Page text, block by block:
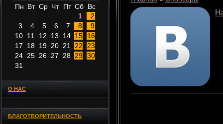
Пн Вт Ср Чт Пт Сб Вс
1
2
3
4 5 6 7 8
9
10 11 12 13 14 15
16
17
18 19 20 21 22
23
24 25 26 27 28 29 30
31
О НАС
БЛАГОТВОРИТЕЛЬНОСТЬ